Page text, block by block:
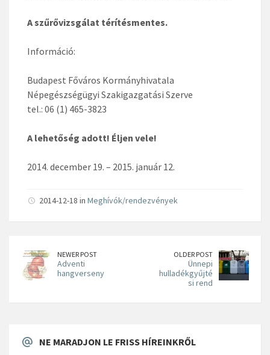
A szűrővizsgálat térítésmentes.
Információ:
Budapest Főváros Kormányhivatala
Népegészségügyi Szakigazgatási Szerve
tel.: 06 (1) 465-3823
A lehetőség adott! Éljen vele!
2014. december 19. – 2015. január 12.
2014-12-18 in Meghívók/rendezvények
NEWER POST
Adventi
hangverseny
OLDER POST
Ünnepi
hulladékgyűjté
si rend
NE MARADJON LE FRISS HÍREINKRŐL